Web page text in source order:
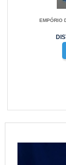
EMPÓRIO